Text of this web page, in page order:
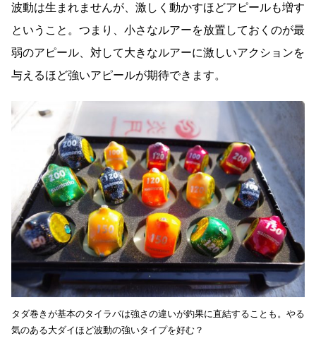
波動は生まれませんが、激しく動かすほどアピールも増す
ということ。つまり、小さなルアーを放置しておくのが最
弱のアピール、対して大きなルアーに激しいアクションを
与えるほど強いアピールが期待できます。
タダ巻きが基本のタイラバは強さの違いが釣果に直結することも。やる
気のある大ダイほど波動の強いタイプを好む？